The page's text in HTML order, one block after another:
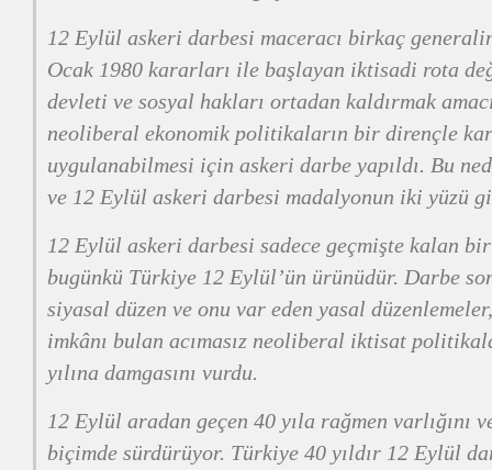
12 Eylül askeri darbesi maceracı birkaç
Ocak 1980 kararları ile başlayan iktisadi rota
devleti ve sosyal hakları ortadan kaldırmak
neoliberal ekonomik politikaların bir dirençle
uygulanabilmesi için askeri darbe yapıldı. Bu
ve 12 Eylül askeri darbesi madalyonun iki yüzü
12 Eylül askeri darbesi sadece geçmişte kalan
bugünkü Türkiye 12 Eylül’ün ürünüdür. Darbe
siyasal düzen ve onu var eden yasal
imkânı bulan acımasız neoliberal iktisat
yılına damgasını vurdu.
12 Eylül aradan geçen 40 yıla rağmen varlığını
biçimde sürdürüyor. Türkiye 40 yıldır 12 Eylül